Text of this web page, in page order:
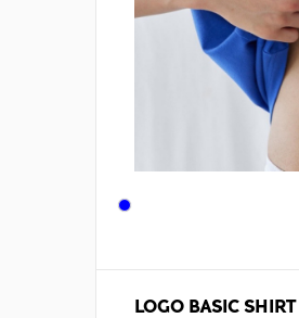
LOGO BASIC SHIRT